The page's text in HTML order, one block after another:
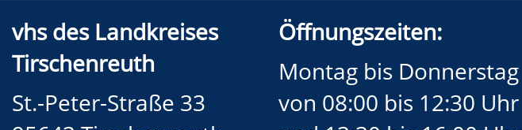
vhs des Landkreises
Tirschenreuth
St.-Peter-Straße 33
Öffnungszeiten:
Montag bis Donnerstag
von 08:00 bis 12:30 Uhr